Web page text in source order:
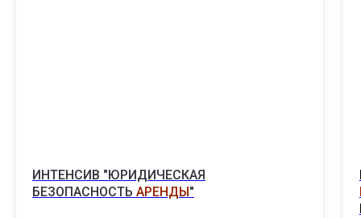
ИНТЕНСИВ "ЮРИДИЧЕСКАЯ
БЕЗОПАСНОСТЬ АРЕНДЫ"